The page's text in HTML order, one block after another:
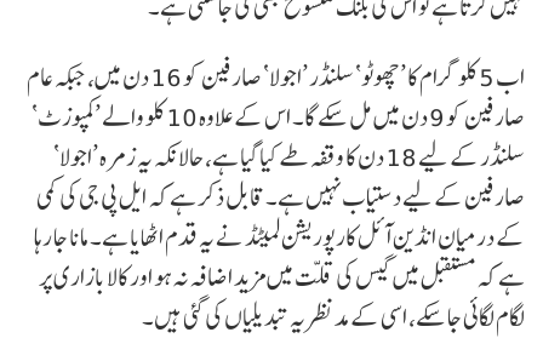
اب 5 کلوگرام کا ’چھوٹو‘ سلنڈر ’اجولا‘ صارفین کو 16 دن میں، جبکہ عام
صارفین کو 9 دن میں مل سکے گا۔ اس کے علاوہ 10 کلو والے ’کمپوزٹ‘
سلنڈر کے لیے 18 دن کا وقفہ طے کیا گیا ہے، حالانکہ یہ زمرہ ’اجولا‘
صارفین کے لیے دستیاب نہیں ہے۔ قابل ذکر ہے کہ ایل پی جی کی کمی
کے درمیان انڈین آئل کارپوریشن لمیٹڈ نے یہ قدم اٹھایا ہے۔ مانا جا رہا
ہے کہ مستقبل میں گیس کی قلت میں مزید اضافہ نہ ہو اور کالا بازاری پر
لگام لگائی جا سکے، اسی کے مدنظر یہ تبدیلیاں کی گئی ہیں۔